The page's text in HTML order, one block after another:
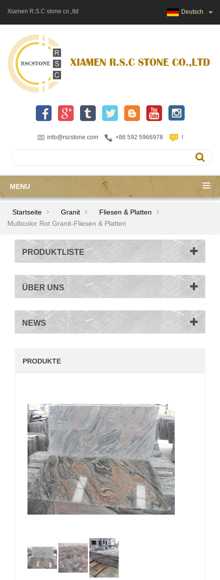
Xiamen R.S.C stone co.,ltd Deutsch
info@rscstone.com +86 592 5966978 !
MENU
Startseite Granit
Fliesen & Platten
Multicolor Rot Granit-Fliesen & Platten
PRODUKTLISTE
ÜBER UNS
NEWS
PRODUKTE